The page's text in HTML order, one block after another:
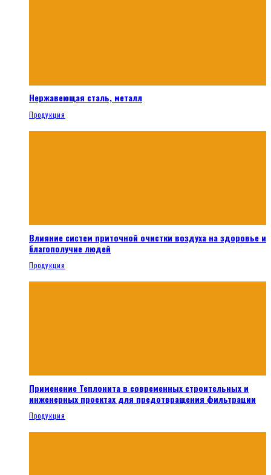
Нержавеющая сталь, металл
Продукция
Влияние систем приточной очистки воздуха на здоровье и
благополучие людей
Продукция
Применение Теплонита в современных строительных и
инженерных проектах для предотвращения фильтрации
Продукция